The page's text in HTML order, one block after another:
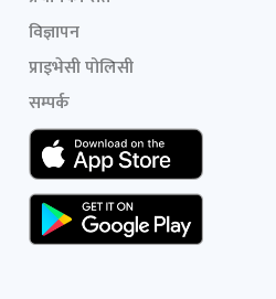
विज्ञापन
प्राइभेसी पोलिसी
सम्पर्क